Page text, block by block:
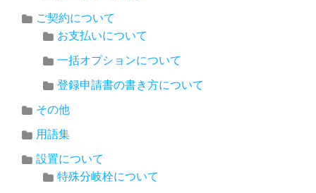
ご契約について
お支払いについて
一括オプションについて
登録申請書の書き方について
その他
用語集
設置について
特殊分岐栓について